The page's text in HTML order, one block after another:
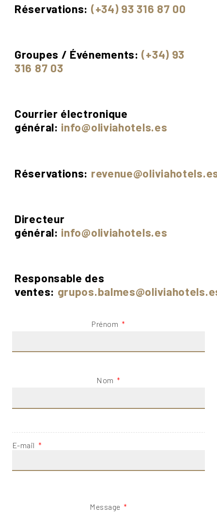
Réservations: (+34) 93 316 87 00
Groupes / Événements:(+34) 93
316 87 03
Courrier électronique
général: info@oliviahotels.es
Réservations:
Directeur
général: info@oliviahotels.es
Responsable des
ventes:
Prénom
Nom
E-mail
Message